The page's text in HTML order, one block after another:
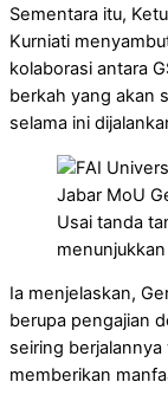
Sementara itu,
Kurniati
kolaborasi antara
berkah yang akan
selama ini
Usai tanda
Ia menjelaskan,
berupa pengajian
seiring
memberikan